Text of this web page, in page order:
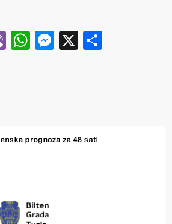
ViberWhatsApp
Messenger
X